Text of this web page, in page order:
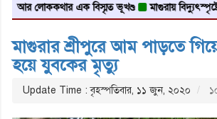
এক বিস্মৃত ভূখণ্ড মাগুরায় বিদ্যুৎস্পৃষ্টে
মাগুরার শ্রীপুরে আম পাড়তে
হয়ে যুবকের মৃত্যু
Update Time : বৃহস্পতিবার, ১১ জুন, ২০২০